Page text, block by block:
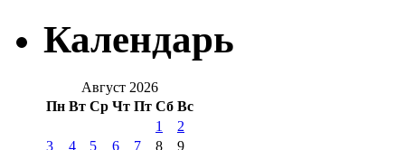
Календарь
Август 2026
Пн Вт Ср Чт Пт Сб Вс
1
2
3
4 5 6 7 8
9